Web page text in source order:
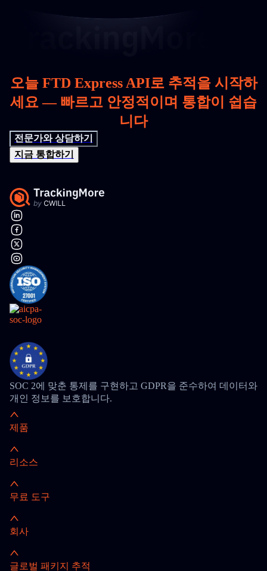
오늘 FTD Express API로 추적을 시작하
세요 — 빠르고 안정적이며 통합이 쉽습
니다
전문가와 상담하기
지금 통합하기
SOC 2에 맞춘 통제를 구현하고 GDPR을 준수하여 데이터와
개인 정보를 보호합니다.
제품
리소스
무료 도구
회사
글로벌 패키지 추적